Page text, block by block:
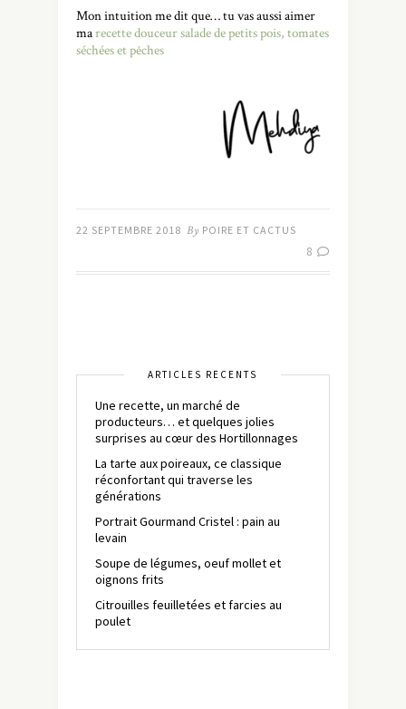
Mon intuition me dit que… tu vas aussi aimer
marecette douceur salade de petits pois, tomates
séchées et pêches
22 SEPTEMBRE 2018 By POIRE ET CACTUS
8
ARTICLES RÉCENTS
Une recette, un marché de
producteurs… et quelques jolies
surprises au cœur des Hortillonnages
La tarte aux poireaux, ce classique
réconfortant qui traverse les
générations
Portrait Gourmand Cristel : pain au
levain
Soupe de légumes, oeuf mollet et
oignons frits
Citrouilles feuilletées et farcies au
poulet